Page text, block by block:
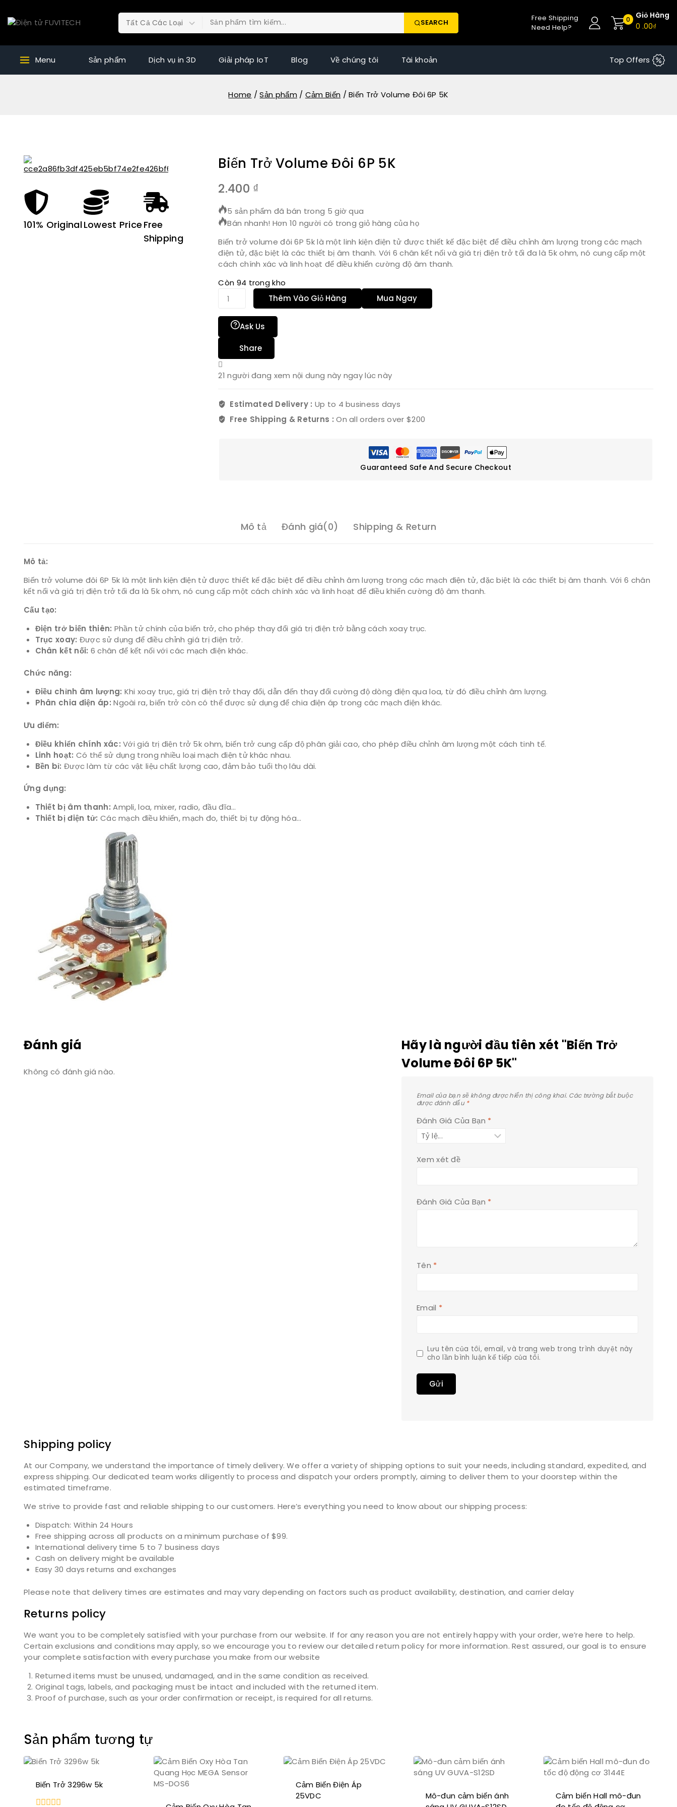
SEARCH
Free Shipping
Need Help?
0
Giỏ Hàng
0 .00₫
Menu Sản phẩm Dịch vụ in 3D Giải pháp IoT Blog Về chúng tôi Tài khoản Top Offers
Home / Sản phẩm / Cảm Biến / Biến Trở Volume Đôi 6P 5K
101% OriginalLowest Price Free
Shipping
Biến Trở Volume Đôi 6P 5K
2.400 ₫
5 sản phẩm đã bán trong 5 giờ qua
Bán nhanh! Hơn 10 người có trong giỏ hàng của họ
Biến trở volume đôi 6P 5k là một linh kiện điện tử được thiết kế đặc biệt để điều chỉnh âm lượng trong các mạch
điện tử, đặc biệt là các thiết bị âm thanh. Với 6 chân kết nối và giá trị điện trở tối đa là 5k ohm, nó cung cấp một
cách chính xác và linh hoạt để điều khiển cường độ âm thanh.
Còn 94 trong kho
Thêm Vào Giỏ Hàng
Mua Ngay
Ask Us
Share
21 người đang xem nội dung này ngay lúc này
Estimated Delivery : Up to 4 business days
Free Shipping & Returns :On all orders over $200
Guaranteed Safe And Secure Checkout
Mô tả Đánh giá(0) Shipping & Return
Mô tả:
Biến trở volume đôi 6P 5k là một linh kiện điện tử được thiết kế đặc biệt để điều chỉnh âm lượng trong các mạch điện tử, đặc biệt là các thiết bị âm thanh. Với 6 chân
kết nối và giá trị điện trở tối đa là 5k ohm, nó cung cấp một cách chính xác và linh hoạt để điều khiển cường độ âm thanh.
Cấu tạo:
Điện trở biến thiên: Phần tử chính của biến trở, cho phép thay đổi giá trị điện trở bằng cách xoay trục.
Trục xoay: Được sử dụng để điều chỉnh giá trị điện trở.
Chân kết nối: 6 chân để kết nối với các mạch điện khác.
Chức năng:
Điều chỉnh âm lượng: Khi xoay trục, giá trị điện trở thay đổi, dẫn đến thay đổi cường độ dòng điện qua loa, từ đó điều chỉnh âm lượng.
Phân chia điện áp: Ngoài ra, biến trở còn có thể được sử dụng để chia điện áp trong các mạch điện khác.
Ưu điểm:
Điều khiển chính xác: Với giá trị điện trở 5k ohm, biến trở cung cấp độ phân giải cao, cho phép điều chỉnh âm lượng một cách tinh tế.
Linh hoạt: Có thể sử dụng trong nhiều loại mạch điện tử khác nhau.
Bền bỉ: Được làm từ các vật liệu chất lượng cao, đảm bảo tuổi thọ lâu dài.
Ứng dụng:
Thiết bị âm thanh: Ampli, loa, mixer, radio, đầu đĩa…
Thiết bị điện tử: Các mạch điều khiển, mạch đo, thiết bị tự động hóa…
Đánh giá
Không có đánh giá nào.
Hãy là người đầu tiên xét "Biến Trở
Volume Đôi 6P 5K"
Email của bạn sẽ không được hiển thị công khai. Các trường bắt buộc
được đánh dấu *
Đánh Giá Của Bạn *
Xem xét đề
Đánh Giá Của Bạn *
Tên *
Email *
Lưu tên của tôi, email, và trang web trong trình duyệt này
cho lần bình luận kế tiếp của tôi.
Shipping policy
At our Company, we understand the importance of timely delivery. We offer a variety of shipping options to suit your needs, including standard, expedited, and
express shipping. Our dedicated team works diligently to process and dispatch your orders promptly, aiming to deliver them to your doorstep within the
estimated timeframe.
We strive to provide fast and reliable shipping to our customers. Here’s everything you need to know about our shipping process:
Dispatch: Within 24 Hours
Free shipping across all products on a minimum purchase of $99.
International delivery time 5 to 7 business days
Cash on delivery might be available
Easy 30 days returns and exchanges
Please note that delivery times are estimates and may vary depending on factors such as product availability, destination, and carrier delay
Returns policy
We want you to be completely satisfied with your purchase from our website. If for any reason you are not entirely happy with your order, we’re here to help.
Certain exclusions and conditions may apply, so we encourage you to review our detailed return policy for more information. Rest assured, our goal is to ensure
your complete satisfaction with every purchase you make from our website
Returned items must be unused, undamaged, and in the same condition as received.
Original tags, labels, and packaging must be intact and included with the returned item.
Proof of purchase, such as your order confirmation or receipt, is required for all returns.
Sản phẩm tương tự
Biến Trở 3296w 5k
Cảm Biến Điện Áp
25VDC
Mô-đun cảm biến ánh
Cảm biến Hall mô-đun